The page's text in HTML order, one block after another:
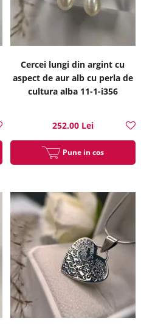
Cercei lungi din argint cu
aspect de aur alb cu perla de
cultura alba 11-1-i356
252.00 Lei
Pune in cos